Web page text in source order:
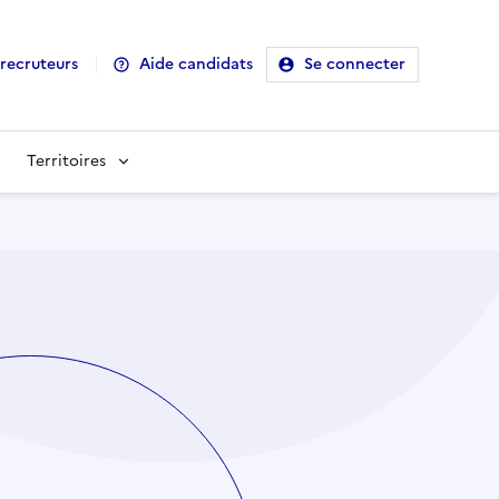
Aide candidats Se connecter
Territoires